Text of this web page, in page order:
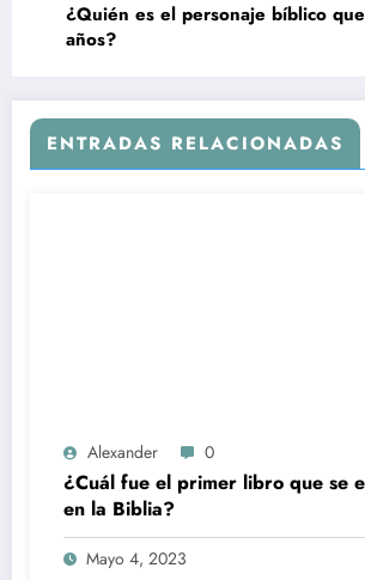
¿Quién es el personaje bíblico
años?
ENTRADAS RELACIONADAS
Alexander 0
¿Cuál fue el primer libro que se
en la Biblia?
Mayo 4, 2023